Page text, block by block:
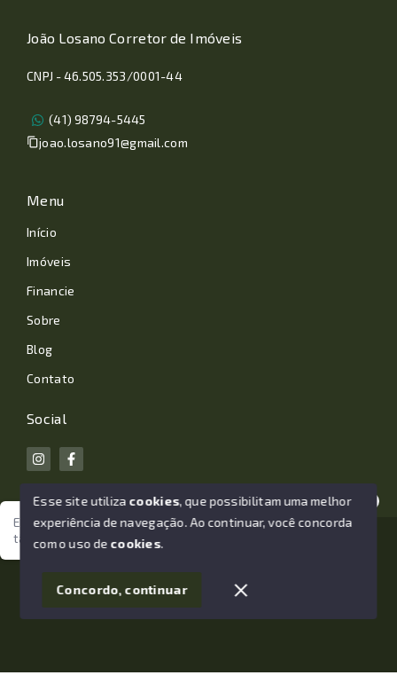
Estamos aqui para te ajudar. Vamos juntos nessa jornada
tão importante da sua vida?
João Losano Corretor de Imóveis
CNPJ - 46.505.353/0001-44
(41) 98794-5445
joao.losano91@gmail.com
Menu
Início
Imóveis
Financie
Sobre
Blog
Contato
Social
© Copyright 2026 - João Losano Corretor de Imóveis -
SITE PARA IMOBILIARIA
Esse site utiliza cookies, que possibilitam uma melhor
experiência de navegação.Ao continuar, você concorda
com o uso de cookies.
Concordo, continuar